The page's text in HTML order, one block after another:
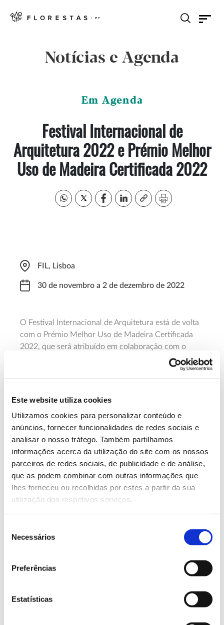
Este website utiliza cookies
Utilizamos cookies para personalizar conteúdo e
anúncios, fornecer funcionalidades de redes sociais e
analisar o nosso tráfego. Também partilhamos
informações acerca da utilização do site com os nossos
parceiros de redes sociais, de publicidade e de análise,
que as podem combinar com outras informações que
lhes forneceu ou recolhidas por estes a partir da sua
utilização dos respetivos serviços.
Necessários
Preferências
Estatísticas
Notícias e Agenda
Em Agenda
Festival Internacional de
Arquitetura 2022 e Prémio Melhor
Uso de Madeira Certificada 2022
FIL, Lisboa
30 de novembro a 2 de dezembro de 2022
O Festival Internacional de Arquitetura está de volta
com o Prémio Melhor Uso de Madeira Certificada
2022, que será atribuído em colaboração com o
sistema de certificação PEFC Portugal, às 10 horas,
sustentabilidade, inovação, qualidade ou estética.
Saiba Mais
13.07.2026
Genoma do priolo e de outras espécies em risco:
conhecer para conservar
02.07.2026
cidadãos chamados a ajudar